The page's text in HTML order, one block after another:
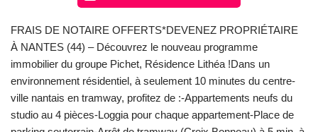
FRAIS DE NOTAIRE OFFERTS*DEVENEZ PROPRIÉTAIRE
À NANTES (44) – Découvrez le nouveau programme
immobilier du groupe Pichet, Résidence Lithéa !Dans un
environnement résidentiel, à seulement 10 minutes du centre-
ville nantais en tramway, profitez de :-Appartements neufs du
studio au 4 pièces-Loggia pour chaque appartement-Place de